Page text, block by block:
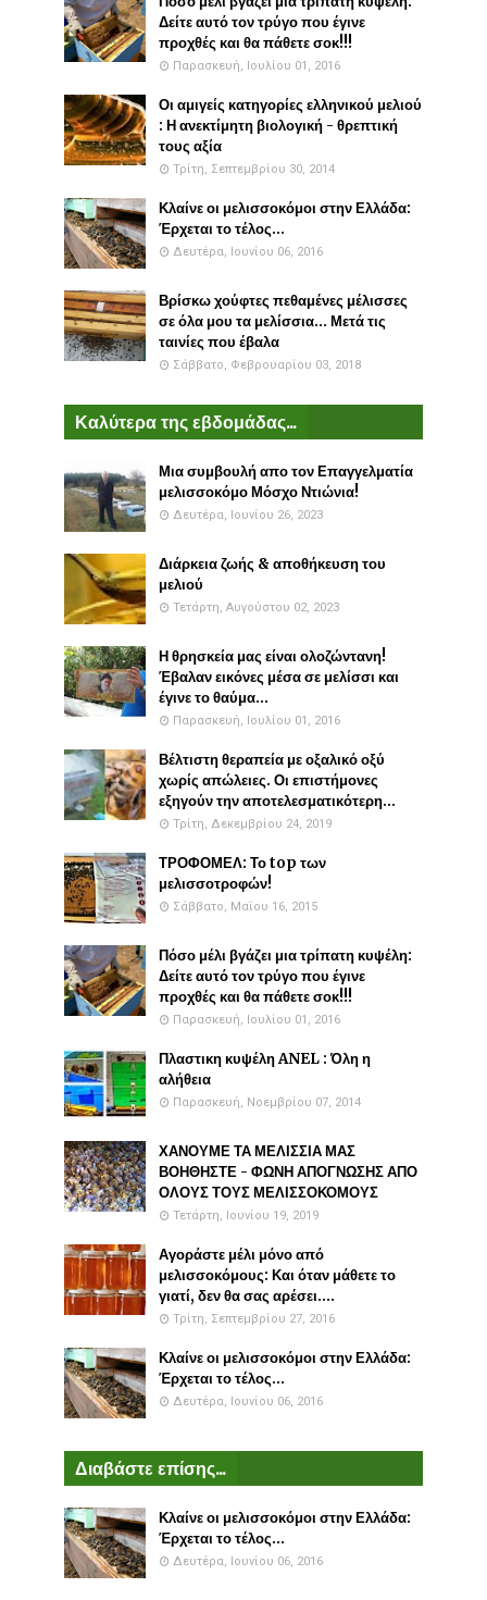
Δείτε αυτό τον τρύγο που έγινε
προχθές και θα πάθετε σοκ!!!
Παρασκευή, Ιουλίου 01, 2016
Οι αμιγείς κατηγορίες ελληνικού μελιού
: Η ανεκτίμητη βιολογική - θρεπτική
τους αξία
Τρίτη, Σεπτεμβρίου 30, 2014
Κλαίνε οι μελισσοκόμοι στην Ελλάδα:
Έρχεται το τέλος...
Δευτέρα, Ιουνίου 06, 2016
Βρίσκω χούφτες πεθαμένες μέλισσες
σε όλα μου τα μελίσσια... Μετά τις
ταινίες που έβαλα
Σάββατο, Φεβρουαρίου 03, 2018
Καλύτερα της εβδομάδας...
Μια συμβουλή απο τον Επαγγελματία
μελισσοκόμο Μόσχο Ντιώνια!
Δευτέρα, Ιουνίου 26, 2023
Διάρκεια ζωής & αποθήκευση του
μελιού
Τετάρτη, Αυγούστου 02, 2023
Η θρησκεία μας είναι ολοζώντανη!
Έβαλαν εικόνες μέσα σε μελίσσι και
έγινε το θαύμα...
Παρασκευή, Ιουλίου 01, 2016
Βέλτιστη θεραπεία με οξαλικό οξύ
χωρίς απώλειες. Οι επιστήμονες
εξηγούν την αποτελεσματικότερη...
Τρίτη, Δεκεμβρίου 24, 2019
ΤΡΟΦΟΜΕΛ: Το top των
μελισσοτροφών!
Σάββατο, Μαΐου 16, 2015
Πόσο μέλι βγάζει μια τρίπατη κυψέλη:
Δείτε αυτό τον τρύγο που έγινε
προχθές και θα πάθετε σοκ!!!
Παρασκευή, Ιουλίου 01, 2016
Πλαστικη κυψέλη ANEL : Όλη η
αλήθεια
Παρασκευή, Νοεμβρίου 07, 2014
ΧΑΝΟΥΜΕ ΤΑ ΜΕΛΙΣΣΙΑ ΜΑΣ
ΒΟΗΘΗΣΤΕ - ΦΩΝΗ ΑΠΟΓΝΩΣΗΣ ΑΠΟ
ΟΛΟΥΣ ΤΟΥΣ ΜΕΛΙΣΣΟΚΟΜΟΥΣ
Τετάρτη, Ιουνίου 19, 2019
Αγοράστε μέλι μόνο από
μελισσοκόμους: Και όταν μάθετε το
γιατί, δεν θα σας αρέσει....
Τρίτη, Σεπτεμβρίου 27, 2016
Κλαίνε οι μελισσοκόμοι στην Ελλάδα:
Έρχεται το τέλος...
Δευτέρα, Ιουνίου 06, 2016
Διαβάστε επίσης...
Κλαίνε οι μελισσοκόμοι στην Ελλάδα:
Έρχεται το τέλος...
Δευτέρα, Ιουνίου 06, 2016